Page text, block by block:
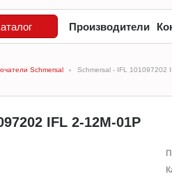
Производители
Schmersal Schmersal - IFL 101097202
IFL 2-12M-01P